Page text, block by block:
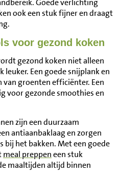
Goede verlichting
ook een stuk fijner en draagt
voor gezond koken
gezond koken niet alleen
leuker. Een goede snijplank en
groenten efficiënter. Een
voor gezonde smoothies en
zijn een duurzaam
antiaanbaklaag en zorgen
het bakken. Met een goede
meal preppeneen stuk
maaltijden altijd binnen